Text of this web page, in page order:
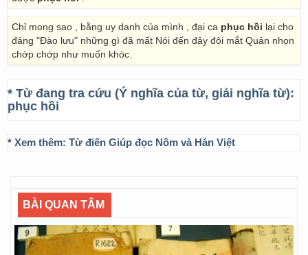
Chỉ mong sao , bằng uy danh của mình , đại ca phục hồi lại cho
đảng "Đào lưu" những gì đã mất Nói đến đây đôi mắt Quản nhọn
chớp chớp như muốn khóc.
* Từ đang tra cứu (Ý nghĩa của từ, giải nghĩa từ):
phục hồi
* Xem thêm: Từ điển Giúp đọc Nôm và Hán Việt
BÀI QUAN TÂM